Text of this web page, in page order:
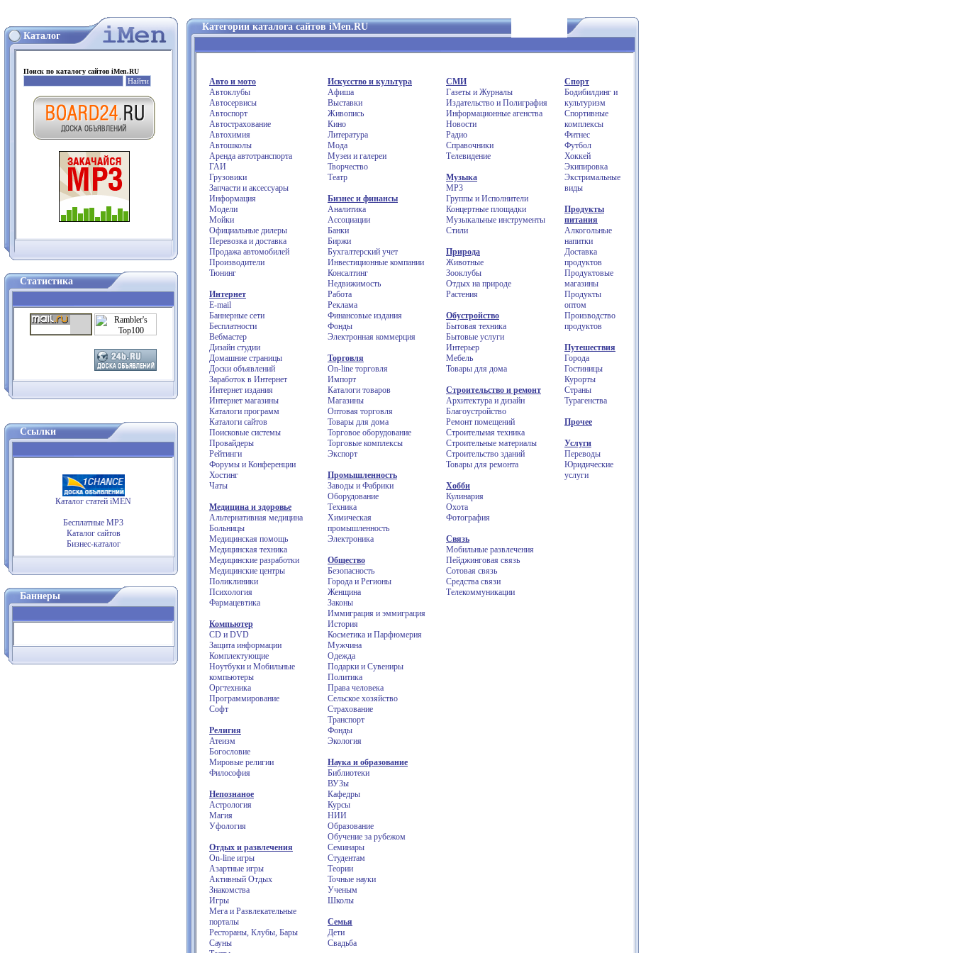
Каталог
Поиск по каталогу сайтов iMen.RU
Статистика
Ссылки
Каталог статей iMEN
Бесплатные MP3
Каталог сайтов
Бизнес-каталог
Баннеры
Категории каталога сайтов iMen.RU
Авто и мото
Автоклубы
Автосервисы
Автоспорт
Автострахование
Автохимия
Автошколы
Аренда автотранспорта
ГАИ
Грузовики
Запчасти и аксессуары
Информация
Модели
Мойки
Официальные дилеры
Перевозка и доставка
Продажа автомобилей
Производители
Тюнинг
Интернет
E-mail
Баннерные сети
Бесплатности
Вебмастер
Дизайн студии
Домашние страницы
Доски объявлений
Заработок в Интернет
Интернет издания
Интернет магазины
Каталоги программ
Каталоги сайтов
Поисковые системы
Провайдеры
Рейтинги
Форумы и Конференции
Хостинг
Чаты
Медицина и здоровье
Альтернативная медицина
Больницы
Медицинская помощь
Медицинская техника
Медицинские разработки
Медицинские центры
Поликлиники
Психология
Фармацевтика
Компьютер
CD и DVD
Защита информации
Комплектующие
Ноутбуки и Мобильные
компьютеры
Оргтехника
Программирование
Софт
Религия
Атеизм
Богословие
Мировые религии
Философия
Непознаное
Астрология
Магия
Уфология
Отдых и развлечения
On-line игры
Азартные игры
Активный Отдых
Знакомства
Игры
Мега и Развлекательные
порталы
Рестораны, Клубы, Бары
Сауны
Искусство и культура
Афиша
Выставки
Живопись
Кино
Литература
Мода
Музеи и галереи
Творчество
Театр
Бизнес и финансы
Аналитика
Ассоциации
Банки
Биржи
Бухгалтерский учет
Инвестиционные компании
Консалтинг
Недвижимость
Работа
Реклама
Финансовые издания
Фонды
Электронная коммерция
Торговля
On-line торговля
Импорт
Каталоги товаров
Магазины
Оптовая торговля
Товары для дома
Торговое оборудование
Торговые комплексы
Экспорт
Промышленность
Заводы и Фабрики
Оборудование
Техника
Химическая
промышленность
Электроника
Общество
Безопасность
Города и Регионы
Женщина
Законы
Иммиграция и эммиграция
История
Косметика и Парфюмерия
Мужчина
Одежда
Подарки и Сувениры
Политика
Права человека
Сельское хозяйство
Страхование
Транспорт
Фонды
Экология
Наука и образование
Библиотеки
ВУЗы
Кафедры
Курсы
НИИ
Образование
Обучение за рубежом
Семинары
Студентам
Теории
Точные науки
Ученым
Школы
Семья
Дети
Свадьба
СМИ
Газеты и Журналы
Издательство и Полиграфия
Информационные агенства
Новости
Радио
Справочники
Телевидение
Музыка
MP3
Группы и Исполнители
Концертные площадки
Музыкальные инструменты
Стили
Природа
Животные
Зооклубы
Отдых на природе
Растения
Обустройство
Бытовая техника
Бытовые услуги
Интерьер
Мебель
Товары для дома
Строительство и ремонт
Архитектура и дизайн
Благоустройство
Ремонт помещений
Строительная техника
Строительные материалы
Строительство зданий
Товары для ремонта
Хобби
Кулинария
Охота
Фотография
Связь
Мобильные развлечения
Пейджинговая связь
Сотовая связь
Средства связи
Телекоммуникации
Спорт
Бодибилдинг и
культуризм
Спортивные
комплексы
Фитнес
Футбол
Хоккей
Экипировка
Экстримальные
виды
Продукты
питания
Алкогольные
напитки
Доставка
продуктов
Продуктовые
магазины
Продукты
оптом
Производство
продуктов
Путешествия
Города
Гостиницы
Курорты
Страны
Турагенства
Прочее
Услуги
Переводы
Юридические
услуги